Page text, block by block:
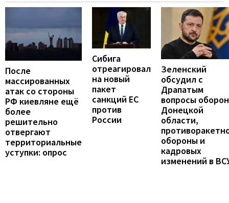
После
массированных
атак со стороны
РФ киевляне ещё
более
решительно
отвергают
территориальные
уступки: опрос
Сибига
отреагировал
на новый
пакет
санкций ЕС
против
России
Зеленский
обсудил с
Драпатым
вопросы
Донецкой
области,
обороны и
кадровых
изменений в